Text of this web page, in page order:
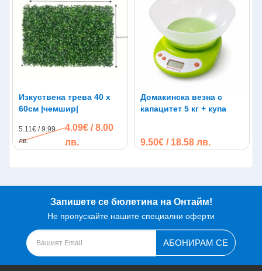
Изкуствена трева 40 х
60см |чемшир|
5.11€ / 9.99
лв.
4.09€ / 8.00
лв.
Домакинска везна с
капацитет 5 кг + купа
9.50€ / 18.58 лв.
Запишете се бюлетина на Онтайм!
Не пропускайте нашите специални оферти
АБОНИРАМ СЕ